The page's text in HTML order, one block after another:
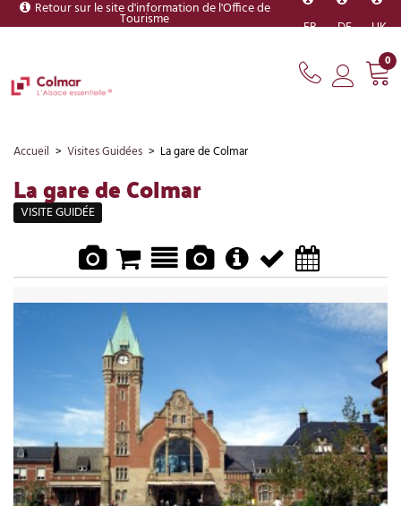
Retour sur le site d'information de l'Office de
Tourisme FR DE UK
0
Accueil > Visites Guidées > La gare de Colmar
La gare de Colmar
VISITE GUIDÉE